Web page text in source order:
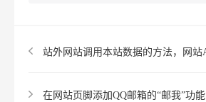
在网站页脚添加QQ邮箱的“邮我”功能